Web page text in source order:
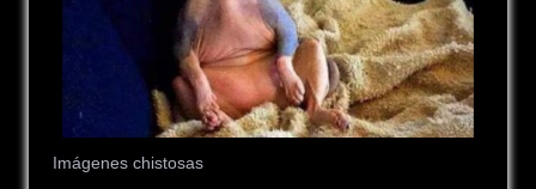
Imágenes chistosas